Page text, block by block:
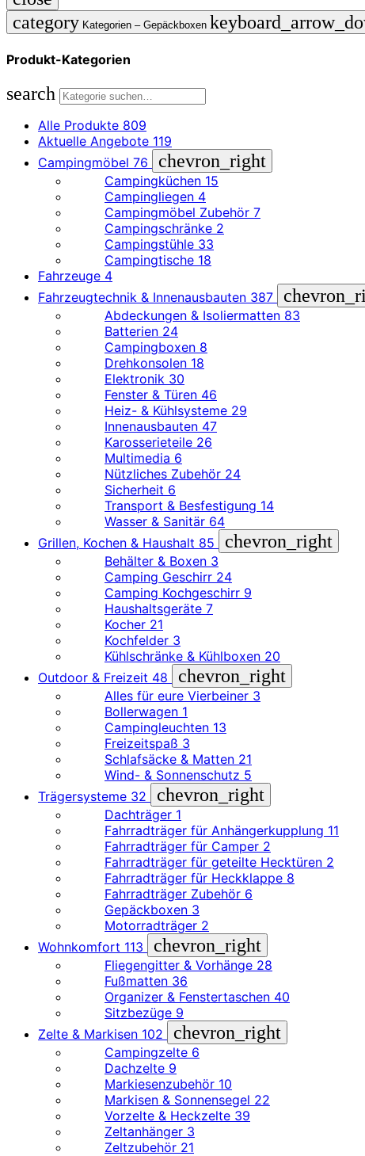
category Kategorien – Gepäckboxen
Produkt-Kategorien
search
Alle Produkte 809
Aktuelle Angebote 119
Campingmöbel 76 chevron_right
Campingküchen 15
Campingliegen 4
Campingmöbel Zubehör 7
Campingschränke 2
Campingstühle 33
Campingtische 18
Fahrzeuge 4
Fahrzeugtechnik & Innenausbauten 387
Abdeckungen & Isoliermatten 83
Batterien 24
Campingboxen 8
Drehkonsolen 18
Elektronik 30
Fenster & Türen 46
Heiz- & Kühlsysteme 29
Innenausbauten 47
Karosserieteile 26
Multimedia 6
Nützliches Zubehör 24
Sicherheit 6
Transport & Besfestigung 14
Wasser & Sanitär 64
Grillen, Kochen & Haushalt 85 chevron_right
Behälter & Boxen 3
Camping Geschirr 24
Camping Kochgeschirr 9
Haushaltsgeräte 7
Kocher 21
Kochfelder 3
Kühlschränke & Kühlboxen 20
Outdoor & Freizeit 48 chevron_right
Alles für eure Vierbeiner 3
Bollerwagen 1
Campingleuchten 13
Freizeitspaß 3
Schlafsäcke & Matten 21
Wind- & Sonnenschutz 5
Trägersysteme 32 chevron_right
Dachträger 1
Fahrradträger für Anhängerkupplung 11
Fahrradträger für Camper 2
Fahrradträger für geteilte Hecktüren 2
Fahrradträger für Heckklappe 8
Fahrradträger Zubehör 6
Gepäckboxen 3
Motorradträger 2
Wohnkomfort 113 chevron_right
Fliegengitter & Vorhänge 28
Fußmatten 36
Organizer & Fenstertaschen 40
Sitzbezüge 9
Zelte & Markisen 102 chevron_right
Campingzelte 6
Dachzelte 9
Markiesenzubehör 10
Markisen & Sonnensegel 22
Vorzelte & Heckzelte 39
Zeltanhänger 3
Zeltzubehör 21